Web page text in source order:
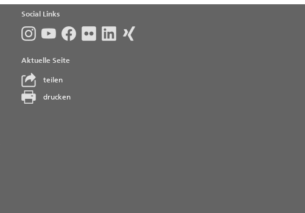
Social Links
Aktuelle Seite
teilen
drucken